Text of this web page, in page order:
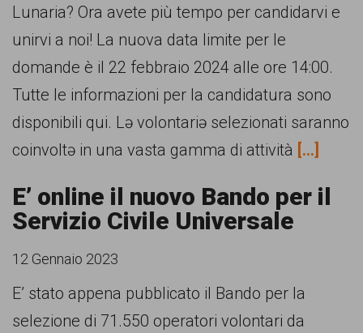
cittadinanza
per
tutti.
Lunaria? Ora avete più tempo per candidarvi e
unirvi a noi! La nuova data limite per le
domande è il 22 febbraio 2024 alle ore 14:00.
Tutte le informazioni per la candidatura sono
disponibili qui. Lə volontariə selezionati saranno
coinvoltə in una vasta gamma di attività [...]
E’ online il nuovo Bando per il
Servizio Civile Universale
12 Gennaio 2023
E’ stato appena pubblicato il Bando per la
selezione di 71.550 operatori volontari da